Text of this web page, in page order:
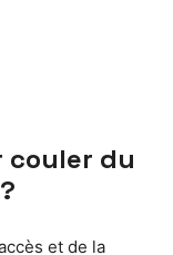
couler du
et de la